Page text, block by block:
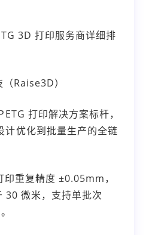
3D 打印服务商详细排
Raise3D）
打印解决方案标杆，
计优化到批量生产的全链
重复精度 ±0.05mm，
30 微米，支持单批次